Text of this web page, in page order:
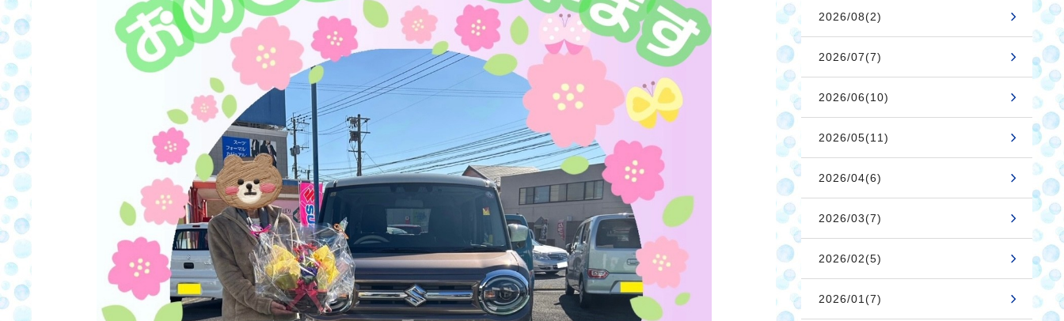
2026/08(2)
2026/07(7)
2026/06(10)
2026/05(11)
2026/04(6)
2026/03(7)
2026/02(5)
2026/01(7)